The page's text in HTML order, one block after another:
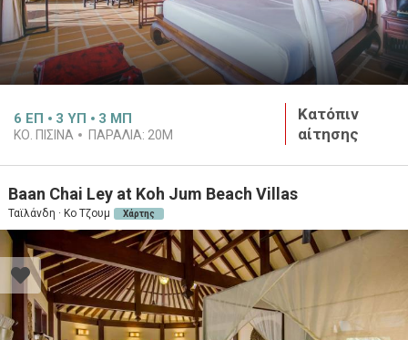
6 ΕΠ 3 ΥΠ 3 ΜΠ
ΚΟ. ΠΙΣΙΝΑ ΠΑΡΑΛΙΑ: 20M
Κατόπιν
αίτησης
Baan Chai Ley at Koh Jum Beach Villas
Ταϊλάνδη · Κο Τζουμ Χάρτης